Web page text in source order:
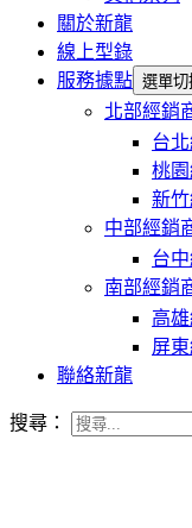
關於新龍
線上型錄
服務據點 選單切
北部經銷
台
桃
新
中部經銷
台
南部經銷
高
屏
聯絡新龍
搜尋：